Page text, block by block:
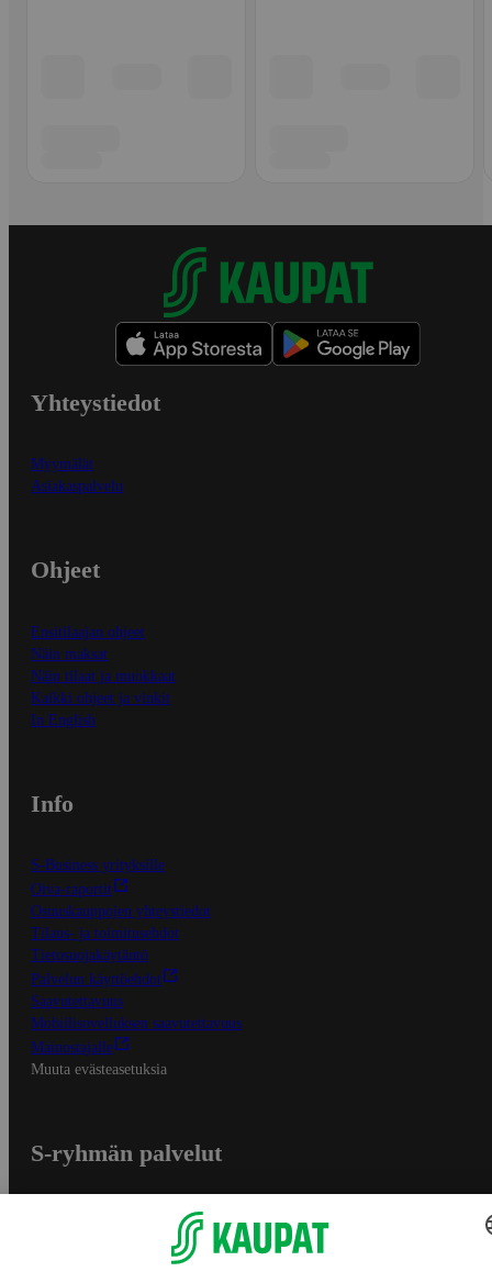
Yhteystiedot
Myymälät
Asiakaspalvelu
Ohjeet
Ensitilaajan ohjeet
Näin maksat
Näin tilaat ja muokkaat
Kaikki ohjeet ja vinkit
In English
Info
S-Business yrityksille
Oiva-raportit
Osuuskauppojen yhteystiedot
Tilaus- ja toimitusehdot
Tietosuojakäytäntö
Palvelun käyttöehdot
Saavutettavuus
Mobiilisovelluksen saavutettavuus
Mainostajalle
Muuta evästeasetuksia
S-ryhmän palvelut
Yhteishyvä Ruoka -sovellus